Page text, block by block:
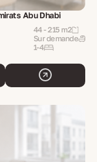
Abu Dhabi
44 - 215 m2
Sur demande
1-4